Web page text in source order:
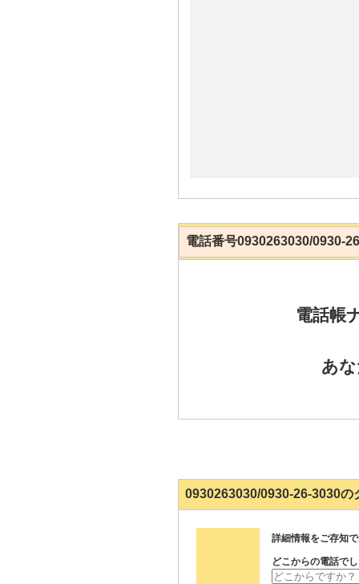
電話番号0930263030/0930-
電話帳
あ
0930263030/0930-26-3030の
詳細情報をご存知
どこからの電話で